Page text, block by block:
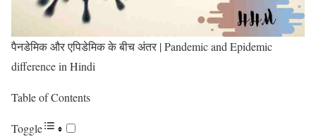
पैनडेमिक और एपिडेमिक के बीच अंतर | Pandemic and Epidemic
difference in Hindi
Table of Contents
Toggle